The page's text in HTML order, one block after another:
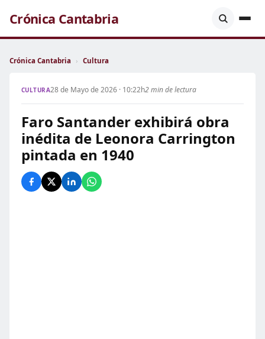
Crónica Cantabria
Crónica Cantabria › Cultura
CULTURA28 de Mayo de 2026 · 10:22h2 min de lectura
Faro Santander exhibirá obra
inédita de Leonora Carrington
pintada en 1940